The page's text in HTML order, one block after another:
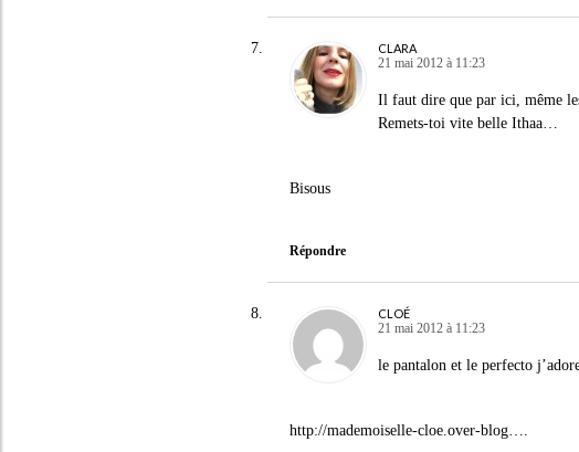
CLARA
21 mai 2012 à 11:23
Il faut dire que par ici, même
Remets-toi vite belle Ithaa…
Bisous
Répondre
CLOÉ
21 mai 2012 à 11:23
le pantalon et le perfecto
http://mademoiselle-cloe.over-blog….